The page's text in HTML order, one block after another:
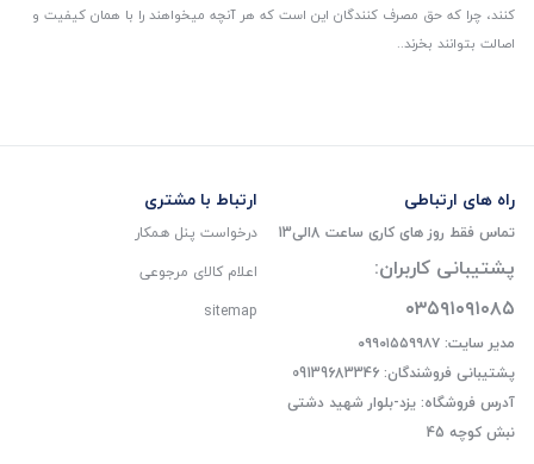
کنند، چرا که حق مصرف کنندگان این است که هر آنچه میخواهند را با همان کیفیت و
اصالت بتوانند بخرند..
راه های ارتباطی
تماس فقط روز های کاری ساعت 8الی13
پشتیبانی کاربران:
۰۳۵۹۱۰۹۱۰۸۵
مدیر سایت: ۰۹۹۰۱۵۵۹۹۸۷
پشتیبانی فروشندگان: 09139683346
آدرس فروشگاه: یزد-بلوار شهید دشتی
نبش کوچه 45
ارتباط با مشتری
درخواست پنل همکار
اعلام کالای مرجوعی
sitemap